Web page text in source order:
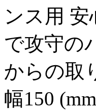
ンス用
で攻守の
からの取
幅150